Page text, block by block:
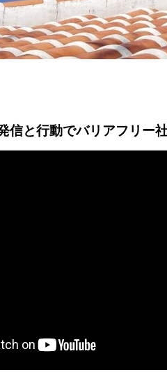
信と行動でバリアフリー社